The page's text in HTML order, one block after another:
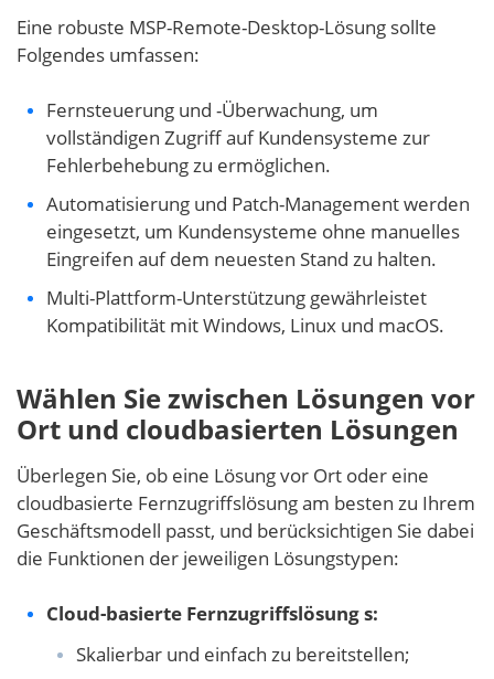
Eine robuste MSP-Remote-Desktop-Lösung sollte
Folgendes umfassen:
Fernsteuerung und -Überwachung, um
vollständigen Zugriff auf Kundensysteme zur
Fehlerbehebung zu ermöglichen.
Automatisierung und Patch-Management werden
eingesetzt, um Kundensysteme ohne manuelles
Eingreifen auf dem neuesten Stand zu halten.
Multi-Plattform-Unterstützung gewährleistet
Kompatibilität mit Windows, Linux und macOS.
Wählen Sie zwischen Lösungen vor
Ort und cloudbasierten Lösungen
Überlegen Sie, ob eine Lösung vor Ort oder eine
cloudbasierte Fernzugriffslösung am besten zu Ihrem
Geschäftsmodell passt, und berücksichtigen Sie dabei
die Funktionen der jeweiligen Lösungstypen:
Cloud-basierte Fernzugriffslösungs:
Skalierbar und einfach zu bereitstellen;